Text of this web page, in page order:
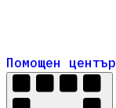
Помощен център
Помощен център